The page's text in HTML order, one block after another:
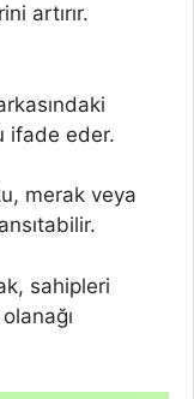
artırır.
ifade eder.
merak veya
sahipleri